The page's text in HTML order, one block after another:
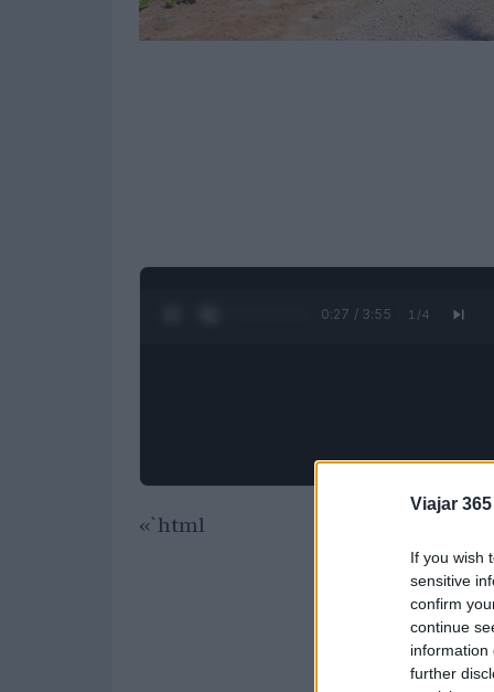
Viajar 365
If you wish
sensitive
confirm
continue
information
further
0:28 / 3:55 1 /4
«`html